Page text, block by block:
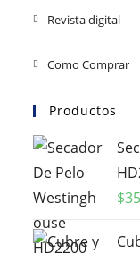
Revista digital
Como Comprar
Productos
$